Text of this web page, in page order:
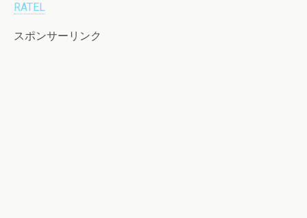
RATEL
スポンサーリンク